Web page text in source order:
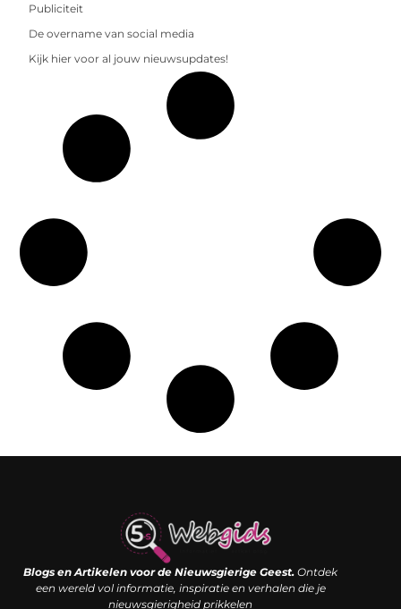
Publiciteit
De overname van social media
Kijk hier voor al jouw nieuwsupdates!
Blogs en Artikelen voor de Nieuwsgierige Geest. Ontdek
een wereld vol informatie, inspiratie en verhalen die je
nieuwsgierigheid prikkelen